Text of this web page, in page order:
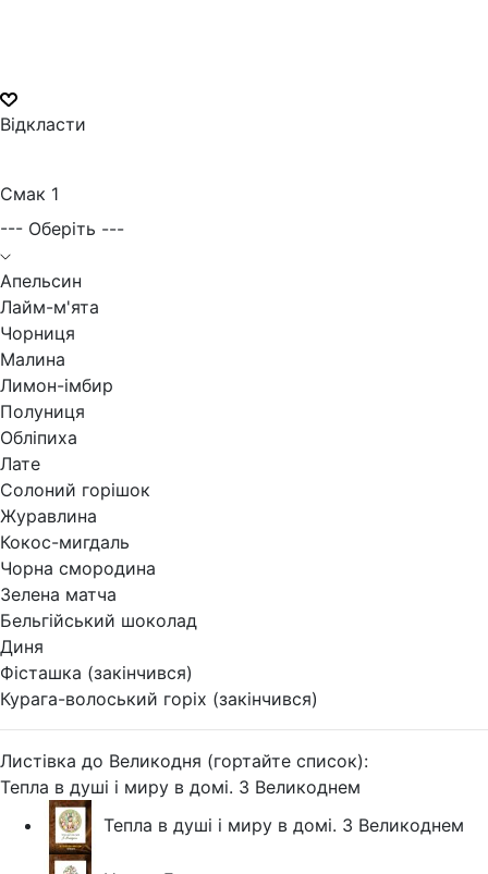
Відкласти
Смак 1
--- Оберіть ---
Апельсин
Лайм-м'ята
Чорниця
Малина
Лимон-імбир
Полуниця
Обліпиха
Лате
Солоний горішок
Журавлина
Кокос-мигдаль
Чорна смородина
Зелена матча
Бельгійський шоколад
Диня
Фісташка (закінчився)
Курага-волоський горіх (закінчився)
Листівка до Великодня (гортайте список):
Тепла в душі і миру в домі. З Великоднем
Тепла в душі і миру в домі. З Великоднем